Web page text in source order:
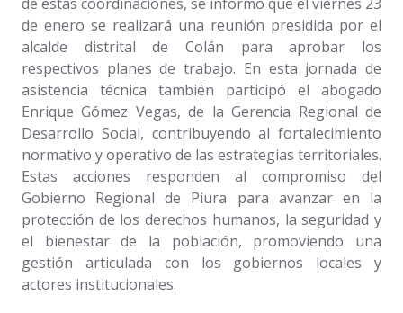
de enero se realizará una reunión presidida por el
alcalde distrital de Colán para aprobar los
respectivos planes de trabajo. En esta jornada de
asistencia técnica también participó el abogado
Enrique Gómez Vegas, de la Gerencia Regional de
Desarrollo Social, contribuyendo al fortalecimiento
normativo y operativo de las estrategias territoriales.
Estas acciones responden al compromiso del
Gobierno Regional de Piura para avanzar en la
protección de los derechos humanos, la seguridad y
el bienestar de la población, promoviendo una
gestión articulada con los gobiernos locales y
actores institucionales.